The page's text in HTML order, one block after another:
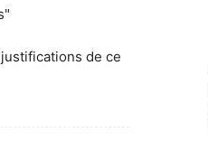
de ce